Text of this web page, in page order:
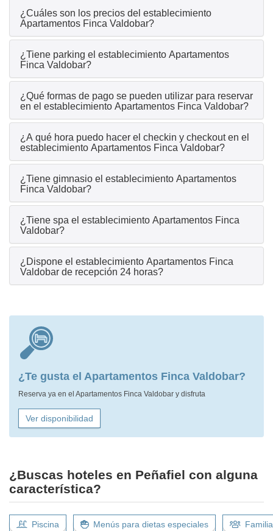
¿Cuáles son los precios del establecimiento
Apartamentos Finca Valdobar?
¿Tiene parking el establecimiento Apartamentos
Finca Valdobar?
¿Qué formas de pago se pueden utilizar para reservar
en el establecimiento Apartamentos Finca Valdobar?
¿A qué hora puedo hacer el checkin y checkout en el
establecimiento Apartamentos Finca Valdobar?
¿Tiene gimnasio el establecimiento Apartamentos
Finca Valdobar?
¿Tiene spa el establecimiento Apartamentos Finca
Valdobar?
¿Dispone el establecimiento Apartamentos Finca
Valdobar de recepción 24 horas?
¿Te gusta el Apartamentos Finca Valdobar?
Reserva ya en el Apartamentos Finca Valdobar y disfruta
Ver disponibilidad
¿Buscas hoteles en Peñafiel con alguna
característica?
Piscina Menús para dietas especiales